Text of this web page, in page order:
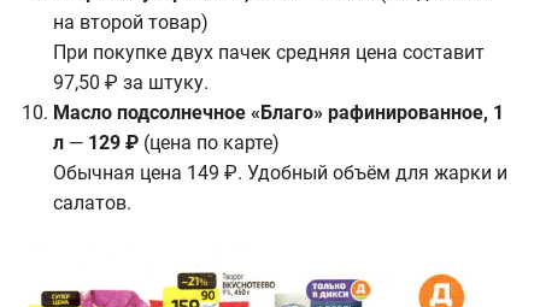
на второй товар)
При покупке двух пачек средняя цена составит
97,50 ₽ за штуку.
Масло подсолнечное «Благо» рафинированное, 1
л — 129 ₽ (цена по карте)
Обычная цена 149 ₽. Удобный объём для жарки и
салатов.